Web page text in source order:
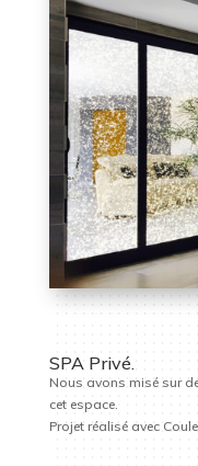
SPA Privé.
Nous avons misé sur
cet espace.
Projet réalisé avec